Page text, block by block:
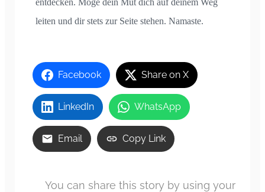
leiten und dir stets zur Seite stehen. Namaste.
Facebook Share on X
LinkedIn WhatsApp
Email Copy Link
You can share this story by using your